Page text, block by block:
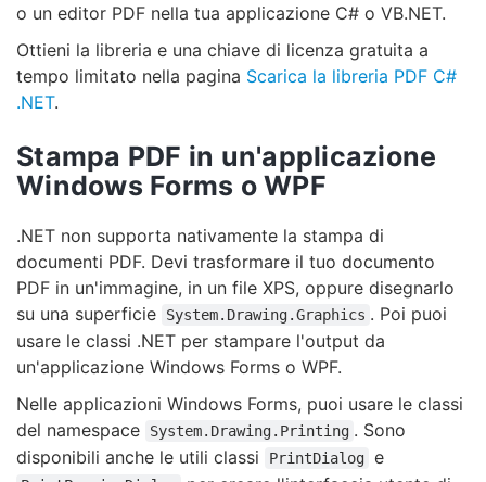
o un editor PDF nella tua applicazione C# o VB.NET.
Ottieni la libreria e una chiave di licenza gratuita a
tempo limitato nella pagina Scarica la libreria PDF C#
.NET.
Stampa PDF in un'applicazione
Windows Forms o WPF
.NET non supporta nativamente la stampa di
documenti PDF. Devi trasformare il tuo documento
PDF in un'immagine, in un file XPS, oppure disegnarlo
su una superficie
System.Drawing.Graphics . Poi puoi
usare le classi .NET per stampare l'output da
un'applicazione Windows Forms o WPF.
Nelle applicazioni Windows Forms, puoi usare le classi
del namespace
System.Drawing.Printing . Sono
disponibili anche le utili classi
PrintDialog e